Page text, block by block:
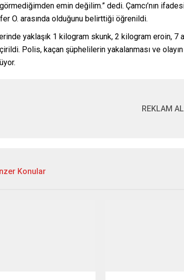
emin değilim.” dedi. Çamcı’nın
O. arasında olduğunu belirttiği öğrenildi.
yaklaşık 1 kilogram skunk, 2 kilogram eroin,
Polis, kaçan şüphelilerin yakalanması ve olayın
REKLAM
Konular